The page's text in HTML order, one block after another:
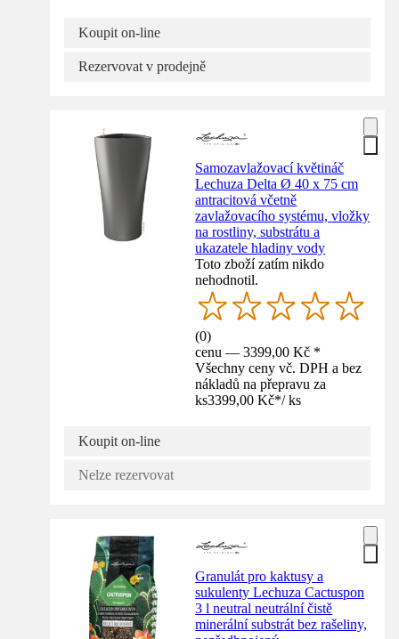
Koupit on-line
Rezervovat v prodejně
Samozavlažovací květináč
Lechuza Delta Ø 40 x 75 cm
antracitová včetně
zavlažovacího systému, vložky
na rostliny, substrátu a
ukazatele hladiny vody
Toto zboží zatím nikdo
nehodnotil.
(0)
cenu — 3399,00 Kč *
Všechny ceny vč. DPH a bez
nákladů na přepravu za
ks3399,00 Kč*/ ks
Koupit on-line
Nelze rezervovat
Granulát pro kaktusy a
sukulenty Lechuza Cactuspon
3 l neutral neutrální čistě
minerální substrát bez rašeliny,